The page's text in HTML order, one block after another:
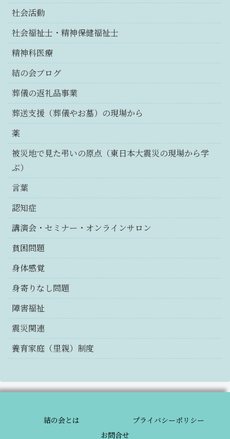
社会活動
社会福祉士・精神保健福祉士
精神科医療
結の会ブログ
葬儀の返礼品事業
葬送支援（葬儀やお墓）の現場から
薬
被災地で見た弔いの原点（東日本大震災の現場から学
ぶ）
言葉
認知症
講演会・セミナー・オンラインサロン
貧困問題
身体感覚
身寄りなし問題
障害福祉
震災関連
養育家庭（里親）制度
結の会とは
プライバシーポリシー
お問合せ